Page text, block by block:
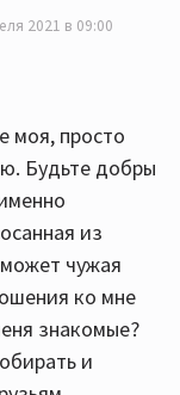
2021 в 09:00
моя, просто
Будьте добры
из
чужая
ко мне
знакомые?
и